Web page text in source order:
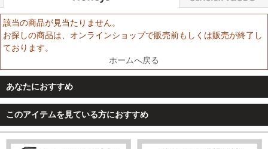
該当の商品が見当たりません。
お探しの商品は、オンラインショップで販売前もしくは販売が終了し
ております。
ホームへ戻る
あなたにおすすめ
このアイテムを見ている方におすすめ